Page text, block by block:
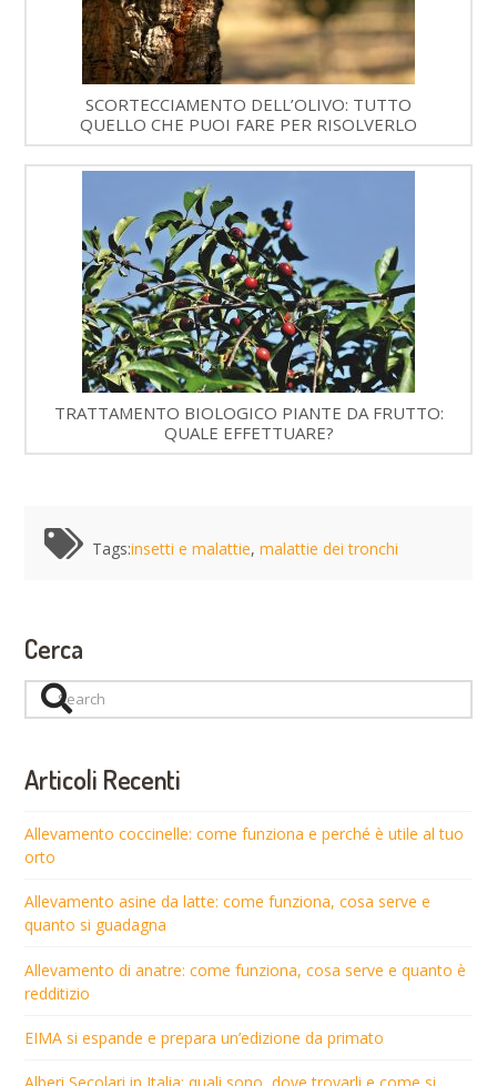
SCORTECCIAMENTO DELL’OLIVO: TUTTO
QUELLO CHE PUOI FARE PER RISOLVERLO
TRATTAMENTO BIOLOGICO PIANTE DA FRUTTO:
QUALE EFFETTUARE?
Tags:insetti e malattie,malattie dei tronchi
Cerca
Search
Articoli Recenti
Allevamento coccinelle: come funziona e perché è utile al tuo
orto
Allevamento asine da latte: come funziona, cosa serve e
quanto si guadagna
Allevamento di anatre: come funziona, cosa serve e quanto è
redditizio
EIMA si espande e prepara un’edizione da primato